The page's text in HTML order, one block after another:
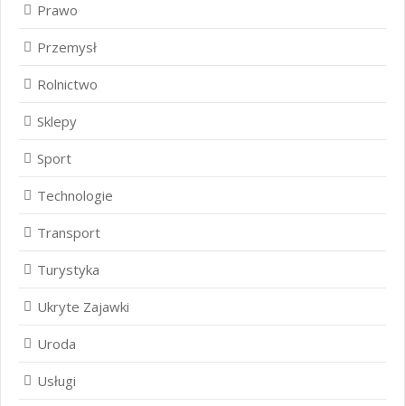
Prawo
Przemysł
Rolnictwo
Sklepy
Sport
Technologie
Transport
Turystyka
Ukryte Zajawki
Uroda
Usługi